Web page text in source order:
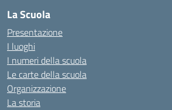
La Scuola
Presentazione
I luoghi
I numeri della scuola
Le carte della scuola
Organizzazione
La storia